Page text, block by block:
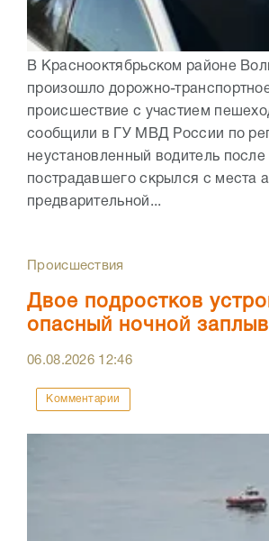
В Краснооктябрьском районе
произошло дорожно-
происшествие с участием
сообщили в ГУ МВД России по
неустановленный водитель
пострадавшего скрылся с места
предварительной...
Происшествия
Двое подростков
опасный ночной
06.08.2026 12:46
Комментарии